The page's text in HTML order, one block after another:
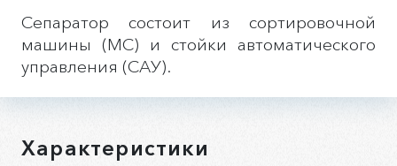
Сепаратор состоит из сортировочной
машины (МС) и стойки автоматического
управления (САУ).
Характеристики